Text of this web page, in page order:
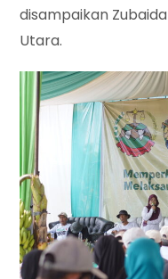
disampaikan
Utara.